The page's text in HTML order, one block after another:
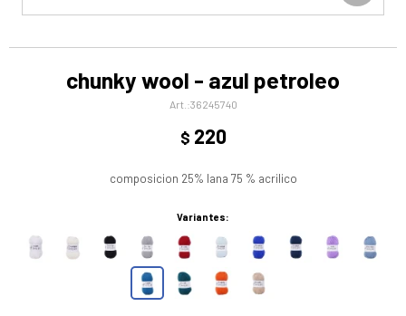
chunky wool - azul petroleo
36245740
$ 220
composicion 25% lana 75 % acrilico
Variantes: